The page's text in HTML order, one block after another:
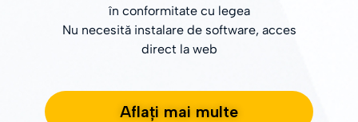
în conformitate cu legea
Nu necesită instalare de software, acces
direct la web
Aflați mai multe